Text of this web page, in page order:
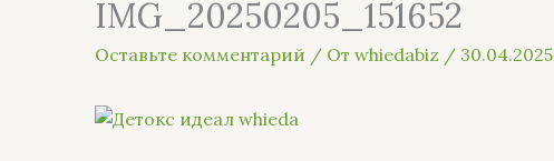
IMG_20250205_151652
Оставьте комментарий / От whiedabiz / 30.04.2025